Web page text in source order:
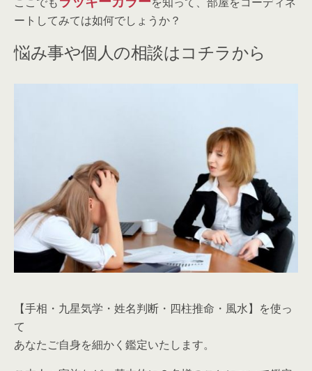
ートしてみては如何でしょうか？
悩み事や個人の相談はコチラから
【手相・九星気学・姓名判断・四柱推命・風水】を使っ
て
あなたご自身を細かく鑑定いたします。